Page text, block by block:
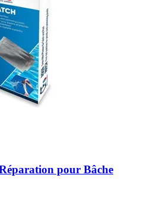
pour Bâche